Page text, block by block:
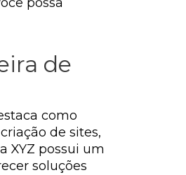
de
como
de sites,
XYZ possui um
soluções